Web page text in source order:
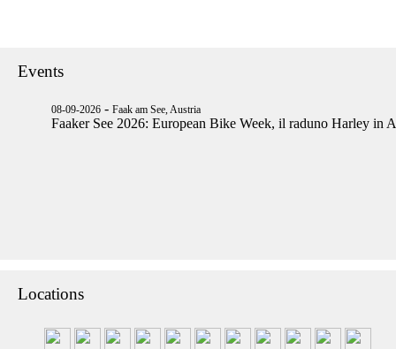
Events
08-09-2026 - Faak am See, Austria
Faaker See 2026: European Bike Week, il raduno Harley in
Locations